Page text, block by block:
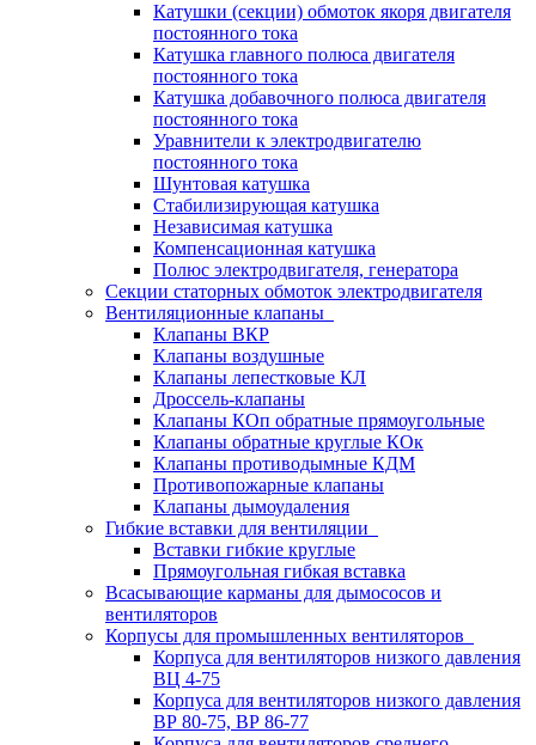
Катушки (секции) обмоток якоря двигателя
постоянного тока
Катушка главного полюса двигателя
постоянного тока
Катушка добавочного полюса двигателя
постоянного тока
Уравнители к электродвигателю
постоянного тока
Шунтовая катушка
Стабилизирующая катушка
Независимая катушка
Компенсационная катушка
Полюс электродвигателя, генератора
Секции статорных обмоток электродвигателя
Вентиляционные клапаны
Клапаны ВКР
Клапаны воздушные
Клапаны лепестковые КЛ
Дроссель-клапаны
Клапаны КОп обратные прямоугольные
Клапаны обратные круглые КОк
Клапаны противодымные КДМ
Противопожарные клапаны
Клапаны дымоудаления
Гибкие вставки для вентиляции
Вставки гибкие круглые
Прямоугольная гибкая вставка
Всасывающие карманы для дымососов и
вентиляторов
Корпусы для промышленных вентиляторов
Корпуса для вентиляторов низкого давления
ВЦ 4-75
Корпуса для вентиляторов низкого давления
ВР 80-75, ВР 86-77